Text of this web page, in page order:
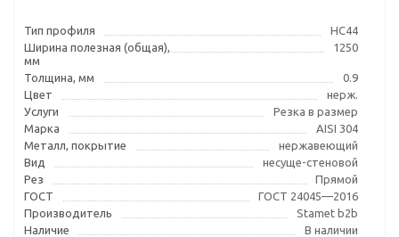
Тип профиля
НС44
Ширина полезная (общая),
мм
1250
Толщина, мм
0.9
Цвет
нерж.
Услуги
Резка в размер
Марка
AISI 304
Металл, покрытие
нержавеющий
Вид
несуще-стеновой
Рез
Прямой
ГОСТ
ГОСТ 24045—2016
Производитель
Stamet b2b
Наличие
В наличии